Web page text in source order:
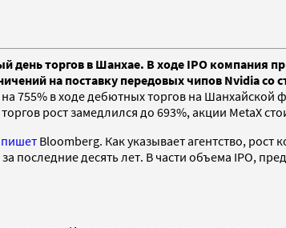
день торгов в Шанхае. В ходе IPO компания
на поставку передовых чипов Nvidia
755% в ходе дебютных торгов на
рост замедлился до 693%, акции MetaX
пишет Bloomberg. Как указывает агентство,
десять лет. В части объема IPO,